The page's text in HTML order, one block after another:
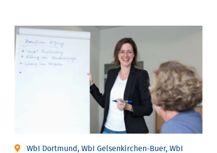
WbI Dortmund, WbI Gelsenkirchen-Buer, WbI